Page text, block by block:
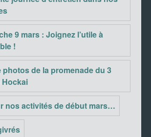
9 mars : Joignez l’utile à
!
photos de la promenade du 3
Hockai
nos activités de début mars…